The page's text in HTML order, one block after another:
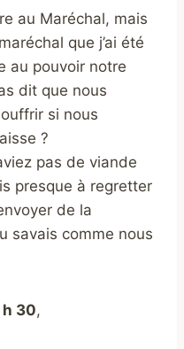
au Maréchal, mais
que j’ai été
au pouvoir notre
dit que nous
si nous
?
pas de viande
presque à regretter
de la
savais comme nous
h 30,